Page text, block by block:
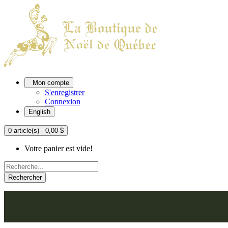
Mon compte
S'enregistrer
Connexion
English
0 article(s) - 0,00 $
Votre panier est vide!
Rechercher